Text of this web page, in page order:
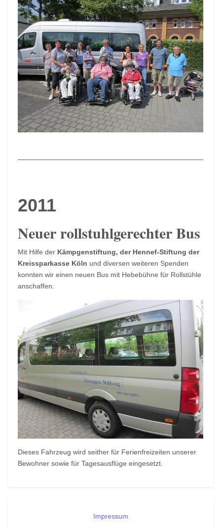
2011
Neuer rollstuhlgerechter Bus
Mit Hilfe der Kämpgenstiftung, der Hennef-Stiftung der
Kreissparkasse Köln und diversen weiteren Spenden
konnten wir einen neuen Bus mit Hebebühne für Rollstühle
anschaffen.
Dieses Fahrzeug wird seither für Ferienfreizeiten unserer
Bewohner sowie für Tagesausflüge eingesetzt.
Impressum